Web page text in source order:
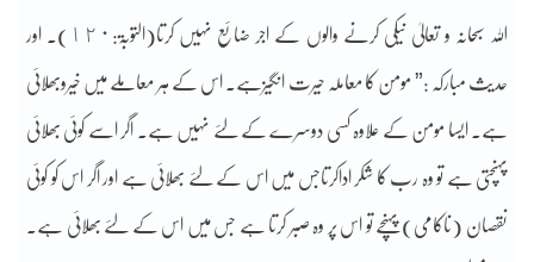
اللہ سبحانہ و تعالیٰ نیکی کرنے والوں کے اجر ضائع نہیں کرتا(التوبۃ:١٢٠)۔ اور
حدیث مبارکہ :” مومن کا معاملہ حیرت انگیزہے۔ اس کے ہر معاملے میں خیروبھلائی
ہے۔ ایسا مومن کے علاوہ کسی دوسرے کے لئے نہیں ہے۔ اگر اسے کوئی بھلائی
پہنچتی ہے تو وہ رب کا شکر اداکرتاجس میں اس کے لئے بھلائی ہے اور اگر اس کو کوئی
نقصان (ناکامی)پہنچے تو اس پر وہ صبر کرتا ہے جس میں اس کے لئے بھلائی ہے۔